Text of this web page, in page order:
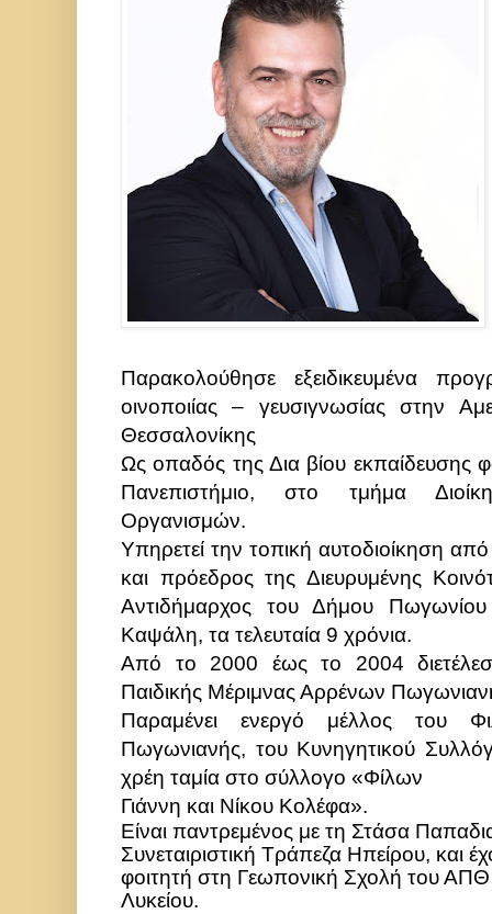
Παρακολούθησε εξειδικευμένα
οινοποιίας – γευσιγνωσίας στην
Θεσσαλονίκης
Ως οπαδός της Δια βίου εκπαίδευσης
Πανεπιστήμιο, στο τμήμα
Οργανισμών.
Υπηρετεί την τοπική αυτοδιοίκηση
και πρόεδρος της Διευρυμένης
Αντιδήμαρχος του Δήμου
Καψάλη, τα τελευταία 9 χρόνια.
Από το 2000 έως το 2004
Παιδικής Μέριμνας Αρρένων
Παραμένει ενεργό μέλλος του
Πωγωνιανής, του Κυνηγητικού
χρέη ταμία στο σύλλογο «Φίλων
Γιάννη και Νίκου Κολέφα».
Είναι παντρεμένος με τη Στάσα
Συνεταιριστική Τράπεζα Ηπείρου, και
φοιτητή στη Γεωπονική Σχολή του ΑΠΘ
Λυκείου.